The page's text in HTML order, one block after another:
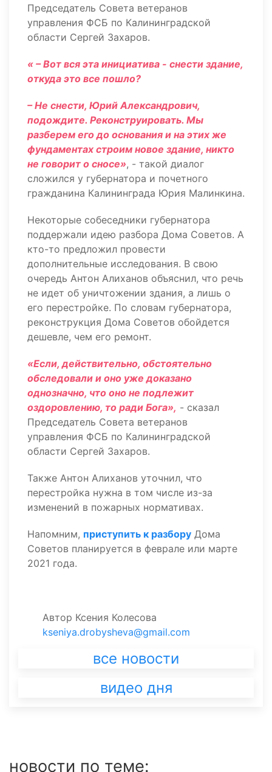
Председатель Совета ветеранов
управления ФСБ по Калининградской
области Сергей Захаров.
« – Вот вся эта инициатива - снести здание,
откуда это все пошло?
– Не снести, Юрий Александрович,
подождите. Реконструировать. Мы
разберем его до основания и на этих же
фундаментах строим новое здание, никто
не говорит о сносе», - такой диалог
сложился у губернатора и почетного
гражданина Калининграда Юрия Малинкина.
Некоторые собеседники губернатора
поддержали идею разбора Дома Советов. А
кто-то предложил провести
дополнительные исследования. В свою
очередь Антон Алиханов объяснил, что речь
не идет об уничтожении здания, а лишь о
его перестройке. По словам губернатора,
реконструкция Дома Советов обойдется
дешевле, чем его ремонт.
«Если, действительно, обстоятельно
обследовали и оно уже доказано
однозначно, что оно не подлежит
оздоровлению, то ради Бога», - сказал
Председатель Совета ветеранов
управления ФСБ по Калининградской
области Сергей Захаров.
Также Антон Алиханов уточнил, что
перестройка нужна в том числе из-за
изменений в пожарных нормативах.
Напомним, приступить к разбору Дома
Советов планируется в феврале или марте
2021 года.
Автор Ксения Колесова
kseniya.drobysheva@gmail.com
все новости
видео дня
новости по теме: